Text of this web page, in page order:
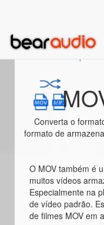
Converta o
formato de
O MOV também é
muitos vídeos
Especialmente na
de vídeo padrão.
de filmes MOV em